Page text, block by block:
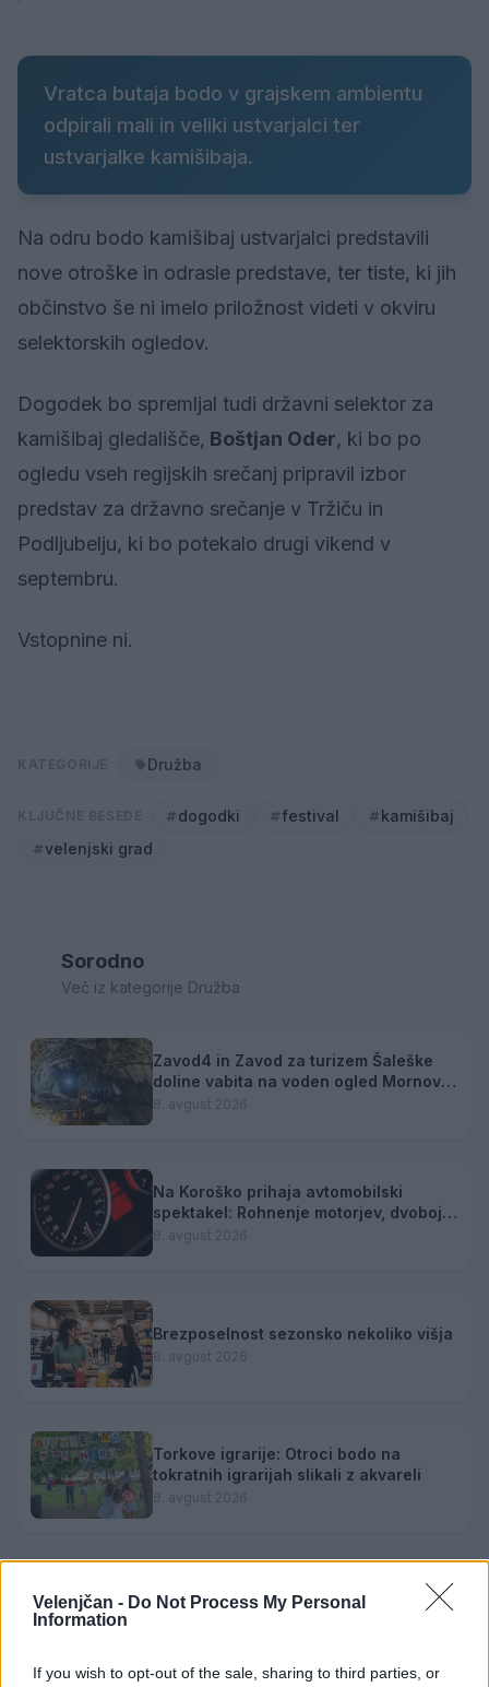
Velenjčan - Do Not Process My Personal
Information
If you wish to opt-out of the sale, sharing to third parties, or
Vratca butaja bodo v grajskem ambientu
odpirali mali in veliki ustvarjalci ter
ustvarjalke kamišibaja.
Na odru bodo kamišibaj ustvarjalci predstavili
nove otroške in odrasle predstave, ter tiste, ki jih
občinstvo še ni imelo priložnost videti v okviru
selektorskih ogledov.
Dogodek bo spremljal tudi državni selektor za
kamišibaj gledališče, Boštjan Oder, ki bo po
ogledu vseh regijskih srečanj pripravil izbor
predstav za državno srečanje v Tržiču in
Podljubelju, ki bo potekalo drugi vikend v
septembru.
Vstopnine ni.
Družba
dogodki festival
kamišibaj
velenjski grad
Sorodno
Več iz kategorije Družba
Zavod4 in Zavod za turizem Šaleške
doline vabita na voden ogled Mornove
zijalke
8. avgust 2026
Na Koroško prihaja avtomobilski
spektakel: Rohnenje motorjev, dvoboji
na progah in atraktivni Car Meet
8. avgust 2026
Brezposelnost sezonsko nekoliko višja
8. avgust 2026
Torkove igrarije: Otroci bodo na
tokratnih igrarijah slikali z akvareli
8. avgust 2026
posameznik kazensko odgovoren za javno spodbujanje